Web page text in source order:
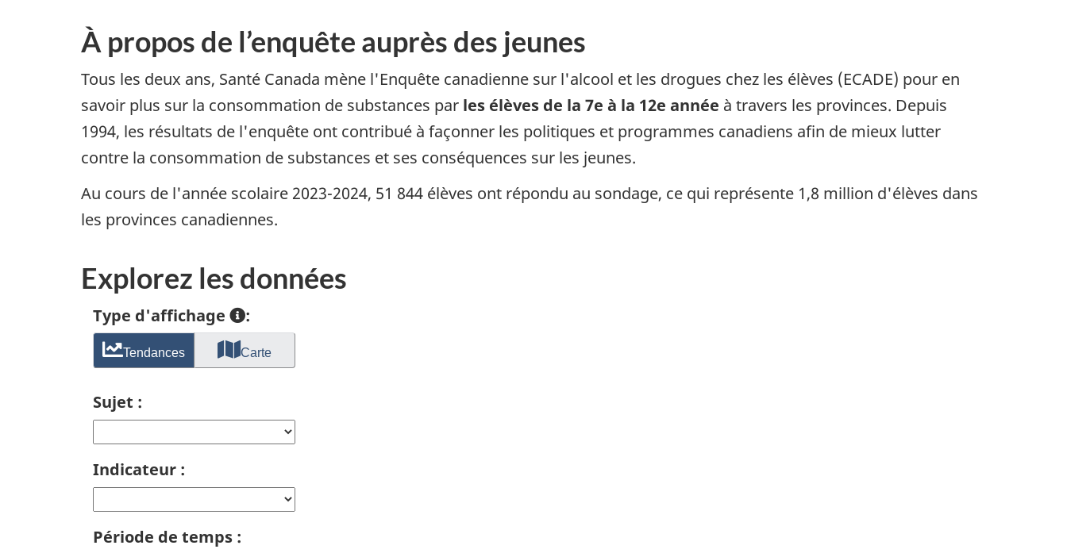
À propos de l’enquête auprès des jeunes
Tous les deux ans, Santé Canada mène l'Enquête canadienne sur l'alcool et les drogues chez les élèves (ECADE) pour en
savoir plus sur la consommation de substances par les élèves de la 7e à la 12e année à travers les provinces. Depuis
1994, les résultats de l'enquête ont contribué à façonner les politiques et programmes canadiens afin de mieux lutter
contre la consommation de substances et ses conséquences sur les jeunes.
Au cours de l'année scolaire 2023-2024, 51 844 élèves ont répondu au sondage, ce qui représente 1,8 million d'élèves dans
les provinces canadiennes.
Explorez les données
Type d'affichage :
Tendances Carte
Sujet :
Indicateur :
Période de temps :